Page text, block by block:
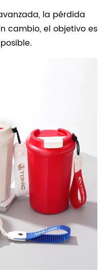
la pérdida
cambio, el objetivo es